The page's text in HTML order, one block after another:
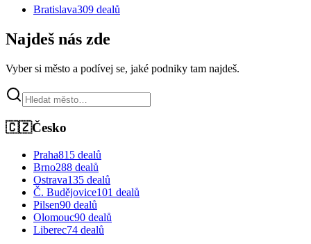
Bratislava309 dealů
Najdeš nás zde
Vyber si město a podívej se, jaké podniky tam najdeš.
🇨🇿Česko
Praha815 dealů
Brno288 dealů
Ostrava135 dealů
Č. Budějovice101 dealů
Pilsen90 dealů
Olomouc90 dealů
Liberec74 dealů